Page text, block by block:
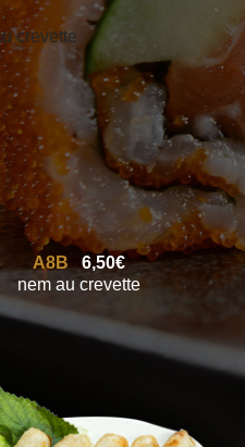
A8B 6,50€
nem au crevette